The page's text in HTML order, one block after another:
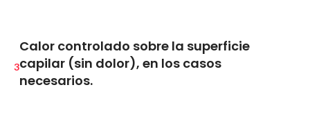
3
Calor controlado sobre la superficie
capilar (sin dolor), en los casos
necesarios.